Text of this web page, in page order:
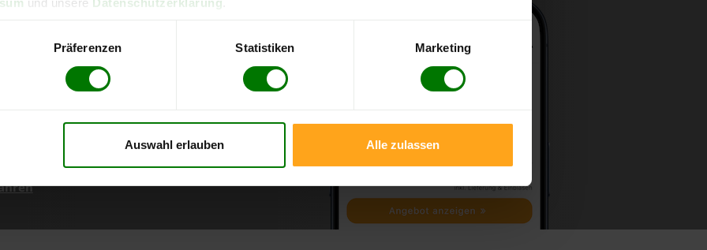
Präferenzen Statistiken Marketing
Auswahl erlauben Alle zulassen
direkt online bestellen
aktuellen Stand